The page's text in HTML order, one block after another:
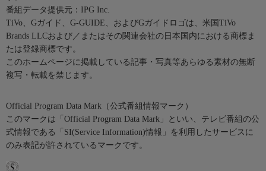
番組データ提供元：IPG Inc.
TiVo、Gガイド、G-GUIDE、およびGガイドロゴは、米国TiVo
Brands LLCおよび／またはその関連会社の日本国内における商標ま
たは登録商標です。
このホームページに掲載している記事・写真等あらゆる素材の無断
複写・転載を禁じます。
Official Program Data Mark（公式番組情報マーク）
このマークは「Official Program Data Mark」といい、テレビ番組の公
式情報である「SI(Service Information)情報」を利用したサービスに
のみ表記が許されているマークです。